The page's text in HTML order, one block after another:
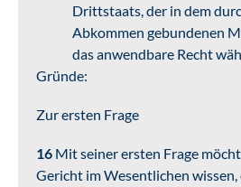
Drittstaats, der in dem
Abkommen gebundenen
das anwendbare Recht
Gründe:
Zur ersten Frage
16 Mit seiner ersten Frage
Gericht im Wesentlichen